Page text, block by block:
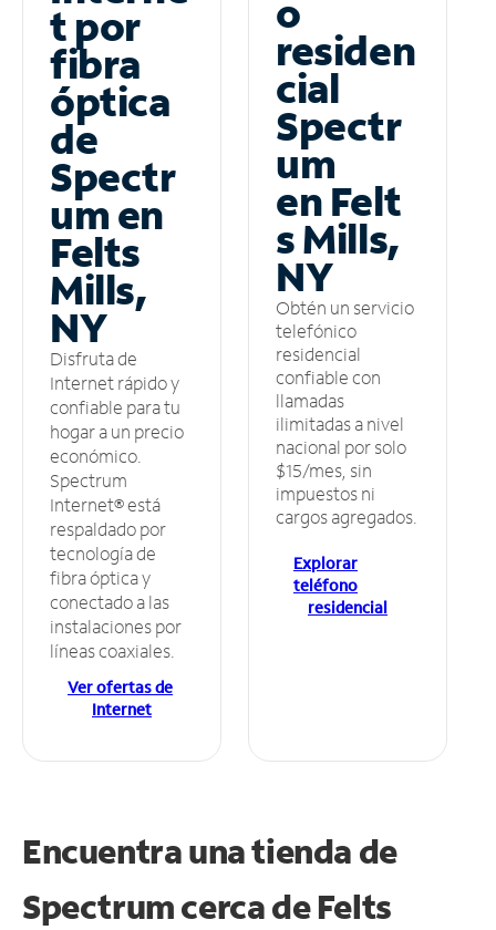
t por
fibra
óptica
de
Spectr
um en
Felts
Mills,
NY
Disfruta de
Internet rápido y
confiable para tu
hogar a un precio
económico.
Spectrum
Internet® está
respaldado por
tecnología de
fibra óptica y
conectado a las
instalaciones por
líneas coaxiales.
Ver ofertas de
Internet
o
residen
cial
Spectr
um
en Felt
s Mills,
NY
Obtén un servicio
telefónico
residencial
confiable con
llamadas
ilimitadas a nivel
nacional por solo
$15/mes, sin
impuestos ni
cargos agregados.
Explorar
teléfono
residencial
Encuentra una tienda de
Spectrumcerca de Felts